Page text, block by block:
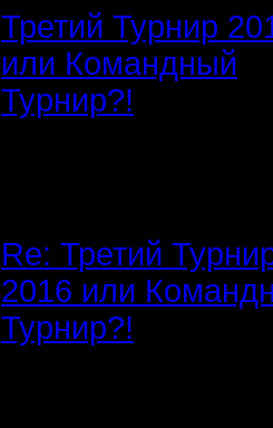
Третий Турнир
или Командный
Турнир?!
Re: Третий
2016 или
Турнир?!